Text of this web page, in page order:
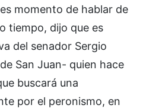
momento de hablar de
tiempo, dijo que es
del senador Sergio
San Juan- quien hace
buscará una
por el peronismo, en